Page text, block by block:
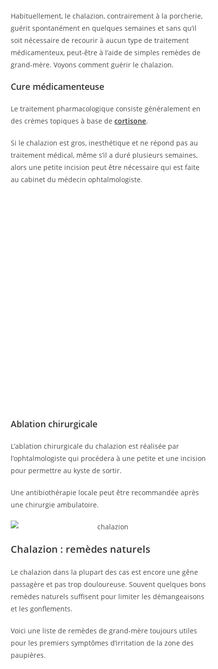
Habituellement, le chalazion, contrairement à la porcherie,
guérit spontanément en quelques semaines et sans qu’il
soit nécessaire de recourir à aucun type de traitement
médicamenteux, peut-être à l’aide de simples remèdes de
grand-mère. Voyons comment guérir le chalazion.
Cure médicamenteuse
Le traitement pharmacologique consiste généralement en
des crèmes topiques à base decortisone.
Si le chalazion est gros, inesthétique et ne répond pas au
traitement médical, même s’il a duré plusieurs semaines,
alors une petite incision peut être nécessaire qui est faite
au cabinet du médecin ophtalmologiste.
Ablation chirurgicale
L’ablation chirurgicale du chalazion est réalisée par
l’ophtalmologiste qui procédera à une petite et une incision
pour permettre au kyste de sortir.
Une antibiothérapie locale peut être recommandée après
une chirurgie ambulatoire.
Chalazion : remèdes naturels
Le chalazion dans la plupart des cas est encore une gêne
passagère et pas trop douloureuse. Souvent quelques bons
remèdes naturels suffisent pour limiter les démangeaisons
et les gonflements.
Voici une liste de remèdes de grand-mère toujours utiles
pour les premiers symptômes d’irritation de la zone des
paupières.